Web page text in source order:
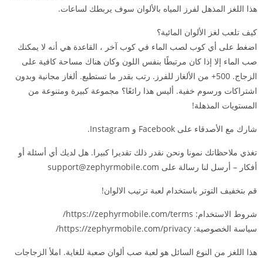
هذا اللغز المذهل لفرز المياه بالألوان سوف يربطك لساعات.
كيف تلعب لغز الألوان المائية؟
اضغط على أي كوب لصب الماء في كوب آخر ، القاعدة هي أنه لا يمكنك
صب الماء إلا إذا كان مرتبطًا بنفس اللون وكان هناك مساحة كافية على
الزجاج. 500+ من الألغاز للفرز. رتب بقدر ما تستطيع. ألغاز مجانية وبدون
اشتراكات ورسوم خفية. أليس هذا رائعًا؟ مجموعة كبيرة ومتنوعة من
المستويات المذهلة!
شارك مع الأصدقاء على Facebook و Instagram.
تغذي ملاحظاتك نمونا ونحن نقدر ذلك تقديرا كبيرا. هل لديك أي أسئلة أو
أفكار – أرسل لنا رسالة على support@zephyrmobile.com
قم بتخفيف التوتر باستخدام لعبة ترتيب الالوان!
شروط الاستخدام: https://zephyrmobile.com/terms/
سياسة الخصوصية: https://zephyrmobile.com/privacy/
هذا اللغز من النوع السائل هو لعبة صب ألوان صعبة للغاية. املأ الزجاجات